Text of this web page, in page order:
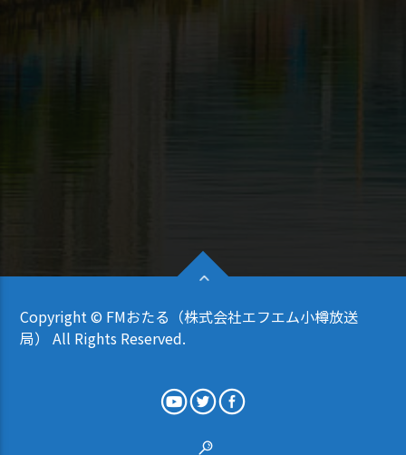
Copyright © FMおたる（株式会社エフエム小樽放送
局） All Rights Reserved.